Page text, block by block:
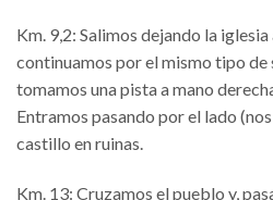
Km. 9,2: Salimos dejando la
continuamos por el mismo tipo de
tomamos una pista a mano
Entramos pasando por el lado
castillo en ruinas.
Km. 13: Cruzamos el pueblo y,